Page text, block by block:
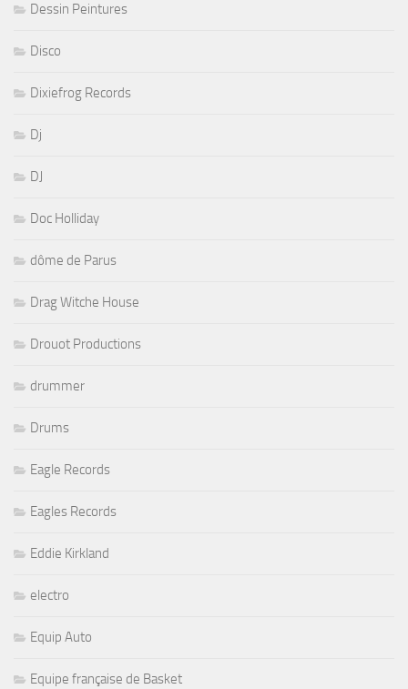
Dessin Peintures
Disco
Dixiefrog Records
Dj
DJ
Doc Holliday
dôme de Parus
Drag Witche House
Drouot Productions
drummer
Drums
Eagle Records
Eagles Records
Eddie Kirkland
electro
Equip Auto
Equipe française de Basket